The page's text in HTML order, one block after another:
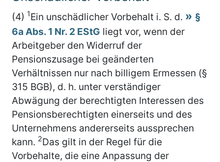
(4) 1Ein unschädlicher Vorbehalt i. S. d.
§
6a Abs. 1 Nr. 2 EStG liegt vor, wenn der
Arbeitgeber den Widerruf der
Pensionszusage bei geänderten
Verhältnissen nur nach billigem Ermessen (§
315 BGB), d. h. unter verständiger
Abwägung der berechtigten Interessen des
Pensionsberechtigten einerseits und des
Unternehmens andererseits aussprechen
kann. 2Das gilt in der Regel für die
Vorbehalte, die eine Anpassung der